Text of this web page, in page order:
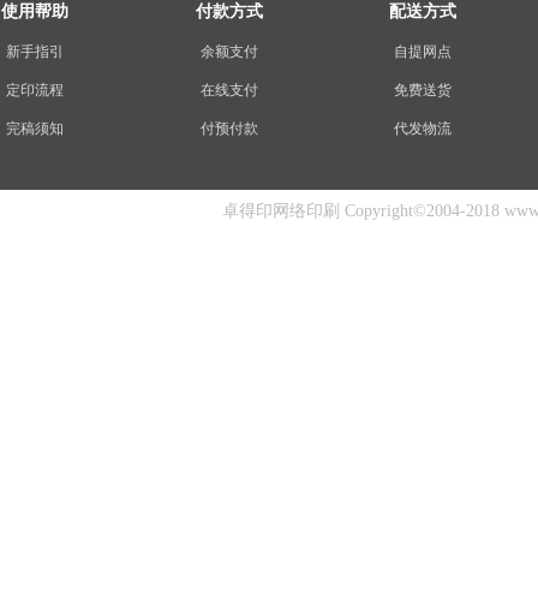
使用帮助
新手指引
定印流程
完稿须知
付款方式
余额支付
在线支付
付预付款
配送方式
自提网点
免费送货
代发物流
卓得印网络印刷 Copyright©2004-2018